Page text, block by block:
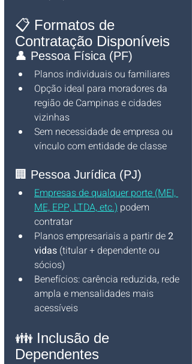
📋 Formatos de
Contratação Disponíveis
👤 Pessoa Física (PF)
Planos individuais ou familiares
Opção ideal para moradores da
região de Campinas e cidades
vizinhas
Sem necessidade de empresa ou
vínculo com entidade de classe
🏢 Pessoa Jurídica (PJ)
Empresas de qualquer porte (MEI,
ME, EPP, LTDA, etc.) podem
contratar
Planos empresariais a partir de 2
vidas (titular + dependente ou
sócios)
Benefícios: carência reduzida, rede
ampla e mensalidades mais
acessíveis
👪 Inclusão de
Dependentes